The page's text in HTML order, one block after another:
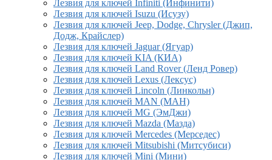
Лезвия для ключей Infiniti (Инфинити)
Лезвия для ключей Isuzu (Исузу)
Лезвия для ключей Jeep, Dodge, Chrysler (Джип,
Додж, Крайслер)
Лезвия для ключей Jaguar (Ягуар)
Лезвия для ключей KIA (КИА)
Лезвия для ключей Land Rover (Ленд Ровер)
Лезвия для ключей Lexus (Лексус)
Лезвия для ключей Lincoln (Линкольн)
Лезвия для ключей MAN (МАН)
Лезвия для ключей MG (ЭмДжи)
Лезвия для ключей Mazda (Мазда)
Лезвия для ключей Mercedes (Мерседес)
Лезвия для ключей Mitsubishi (Митсубиси)
Лезвия для ключей Mini (Мини)